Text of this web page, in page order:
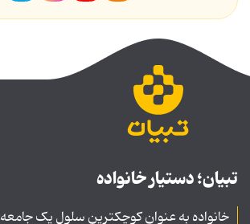
تبیان؛ دستیار خانواده
خانواده به عنوان کوچکترین سلول یک جامعه